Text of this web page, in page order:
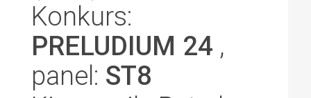
Konkurs:
PRELUDIUM 24 ,
panel: ST8